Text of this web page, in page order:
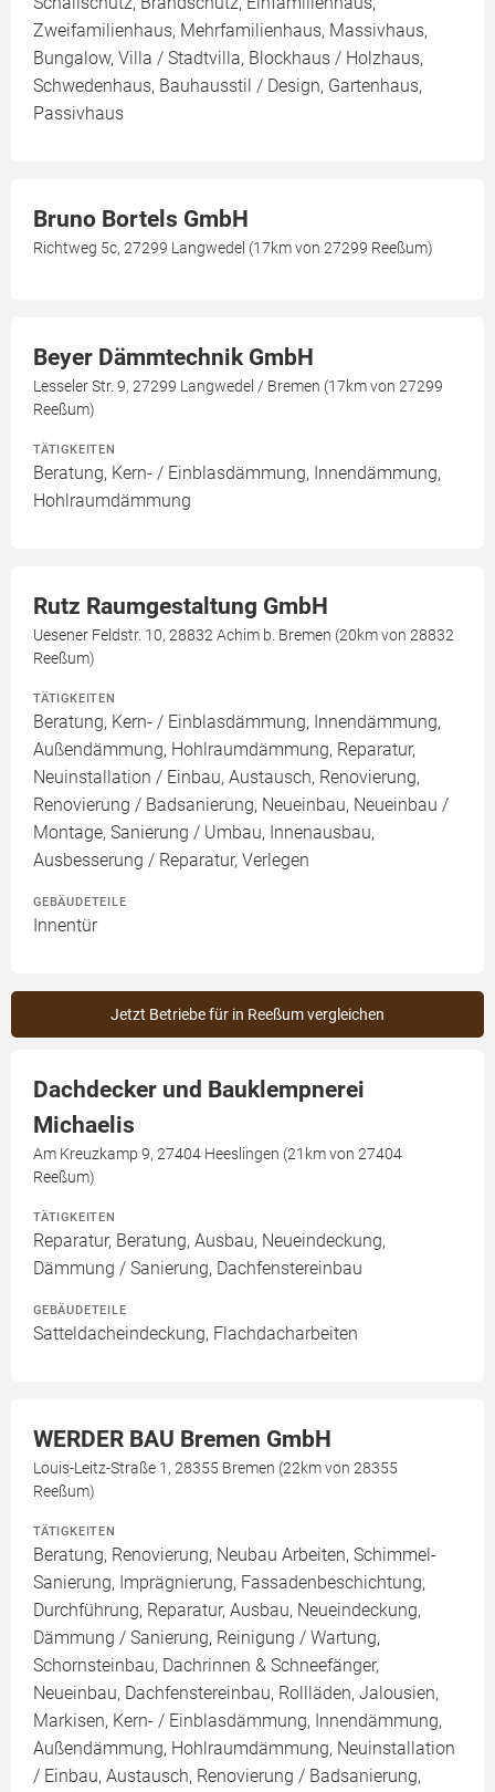
Zweifamilienhaus, Mehrfamilienhaus, Massivhaus,
Bungalow, Villa / Stadtvilla, Blockhaus / Holzhaus,
Schwedenhaus, Bauhausstil / Design, Gartenhaus,
Passivhaus
Bruno Bortels GmbH
Richtweg 5c, 27299 Langwedel (17km von 27299 Reeßum)
Beyer Dämmtechnik GmbH
Lesseler Str. 9, 27299 Langwedel / Bremen (17km von 27299
Reeßum)
TÄTIGKEITEN
Beratung, Kern- / Einblasdämmung, Innendämmung,
Hohlraumdämmung
Rutz Raumgestaltung GmbH
Uesener Feldstr. 10, 28832 Achim b. Bremen (20km von 28832
Reeßum)
TÄTIGKEITEN
Beratung, Kern- / Einblasdämmung, Innendämmung,
Außendämmung, Hohlraumdämmung, Reparatur,
Neuinstallation / Einbau, Austausch, Renovierung,
Renovierung / Badsanierung, Neueinbau, Neueinbau /
Montage, Sanierung / Umbau, Innenausbau,
Ausbesserung / Reparatur, Verlegen
GEBÄUDETEILE
Innentür
Jetzt Betriebe für in Reeßum vergleichen
Dachdecker und Bauklempnerei
Michaelis
Am Kreuzkamp 9, 27404 Heeslingen (21km von 27404
Reeßum)
TÄTIGKEITEN
Reparatur, Beratung, Ausbau, Neueindeckung,
Dämmung / Sanierung, Dachfenstereinbau
GEBÄUDETEILE
Satteldacheindeckung, Flachdacharbeiten
WERDER BAU Bremen GmbH
Louis-Leitz-Straße 1, 28355 Bremen (22km von 28355
Reeßum)
TÄTIGKEITEN
Beratung, Renovierung, Neubau Arbeiten, Schimmel-
Sanierung, Imprägnierung, Fassadenbeschichtung,
Durchführung, Reparatur, Ausbau, Neueindeckung,
Dämmung / Sanierung, Reinigung / Wartung,
Schornsteinbau, Dachrinnen & Schneefänger,
Neueinbau, Dachfenstereinbau, Rollläden, Jalousien,
Markisen, Kern- / Einblasdämmung, Innendämmung,
Außendämmung, Hohlraumdämmung, Neuinstallation
/ Einbau, Austausch, Renovierung / Badsanierung,